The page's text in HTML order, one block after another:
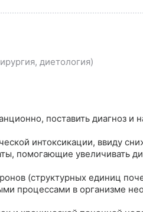
диетология)
поставить диагноз и
интоксикации, ввиду
помогающие увеличивать
(структурных единиц
процессами в организме